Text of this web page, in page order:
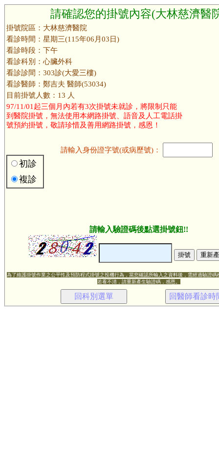
請確認您的掛號內容(大林慈濟醫
掛號院區：大林慈濟醫院
看診時間：星期三(115年06月03日)
看診時段：下午
看診科別：心臟外科
看診診間：303診(大愛三樓)
看診醫師：鄭吉夫 醫師(53034)
目前掛號人數：13 人
97/11/01起三個月內若有3次掛號未就診，將限制只能
到醫院掛號，無法使用本網路掛號、語音及人工電話掛
號預約掛號，敬請珍惜及善用網路掛號，感恩！
初診
複診
請輸入身份證字號(或病歷號)：
請輸入驗證碼後點選掛號鈕!!
為了維護掛號作業之公平性及預防程式掛號之投機行為，當您確認所輸入之資料後，需經過驗證碼
若看不清，請重新產生驗證碼，感恩。